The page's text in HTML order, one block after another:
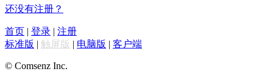
还没有注册？
首页 | 登录 | 注册
标准版 | 触屏版 | 电脑版 | 客户端
© Comsenz Inc.